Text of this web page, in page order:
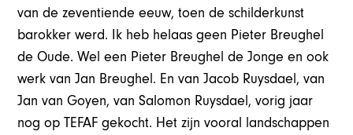
van de zeventiende eeuw, toen de schilderkunst
barokker werd. Ik heb helaas geen Pieter Breughel
de Oude. Wel een Pieter Breughel de Jonge en ook
werk van Jan Breughel. En van Jacob Ruysdael, van
Jan van Goyen, van Salomon Ruysdael, vorig jaar
nog op TEFAF gekocht. Het zijn vooral landschappen